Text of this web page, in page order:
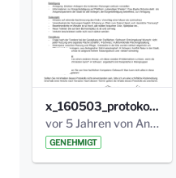
x_160503_protokoll_infoabend.pdf
vor 5 Jahren von Anni Schlumberger
GENEHMIGT